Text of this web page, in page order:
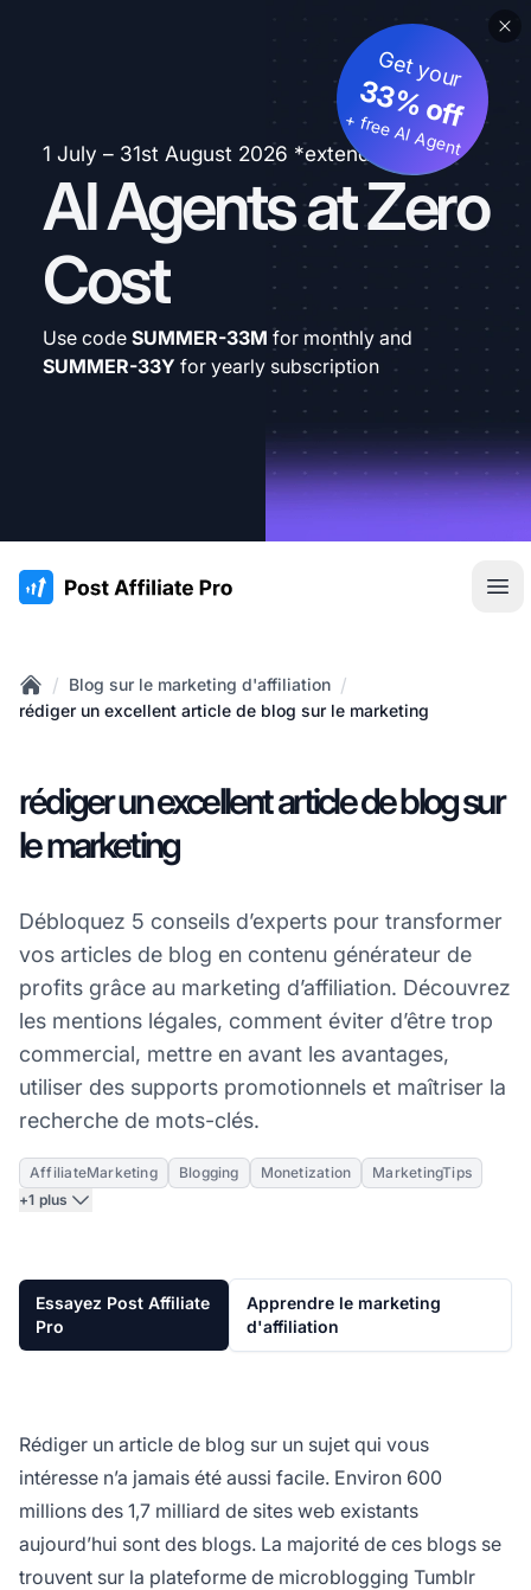
1 July – 31st August 2026 *extended
AI Agents at Zero
Cost
Get your
33% off
+ free AI Agent
Use code SUMMER-33M for monthly and
SUMMER-33Y for yearly subscription
:site.title
Home
/ Blog sur le marketing d'affiliation /
rédiger un excellent article de blog sur le marketing
rédiger un excellent article de blog sur
le marketing
Débloquez 5 conseils d’experts pour transformer
vos articles de blog en contenu générateur de
profits grâce au marketing d’affiliation. Découvrez
les mentions légales, comment éviter d’être trop
commercial, mettre en avant les avantages,
utiliser des supports promotionnels et maîtriser la
recherche de mots-clés.
AffiliateMarketing Blogging Monetization
MarketingTips
+1 plus
Essayez Post Affiliate
Pro
Apprendre le marketing
d'affiliation
Rédiger un article de blog sur un sujet qui vous
intéresse n’a jamais été aussi facile. Environ 600
millions des 1,7 milliard de sites web existants
aujourd’hui sont des blogs. La majorité de ces blogs se
trouvent sur la plateforme de microblogging Tumblr